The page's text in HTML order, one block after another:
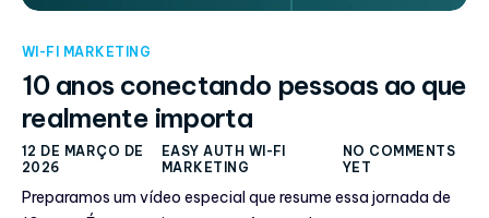
WI-FI MARKETING
10 anos conectando pessoas ao que
realmente importa
12 DE MARÇO DE
2026
EASY AUTH WI-FI
MARKETING
NO COMMENTS
YET
Preparamos um vídeo especial que resume essa jornada de